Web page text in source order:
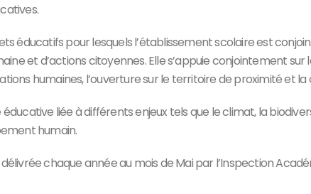
éducatifs pour lesquels l’établissement scolaire est
et d’actions citoyennes. Elle s’appuie conjointement
humaines, l’ouverture sur le territoire de proximité et
liée à différents enjeux tels que le climat, la
humain.
chaque année au mois de Mai par l’Inspection